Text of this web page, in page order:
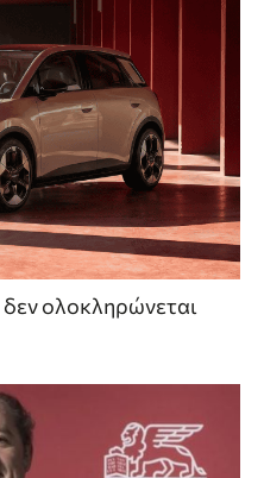
ολοκληρώνεται